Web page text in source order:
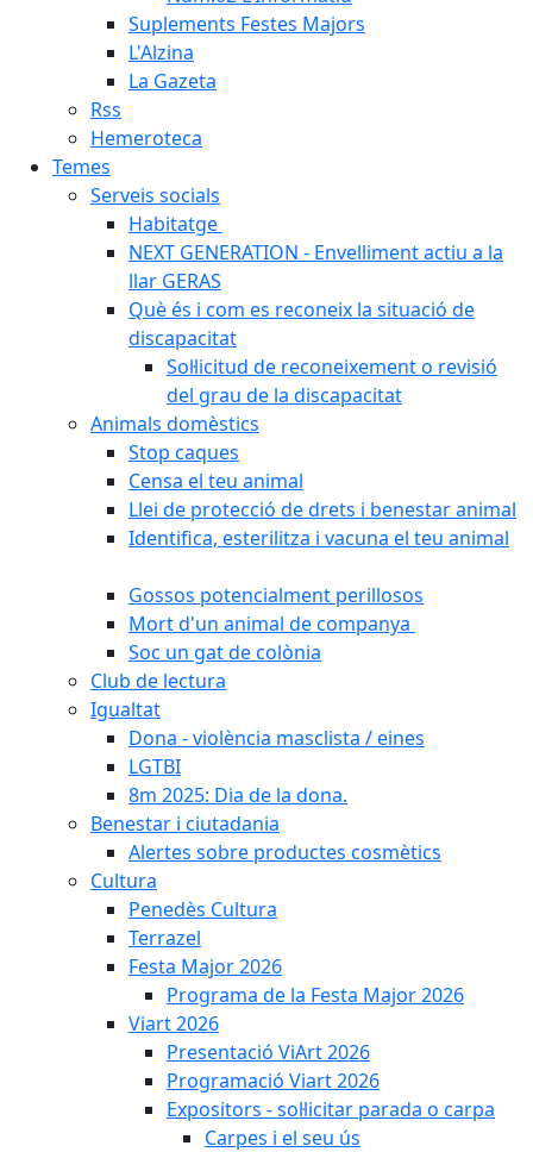
Suplements Festes Majors
L'Alzina
La Gazeta
Rss
Hemeroteca
Temes
Serveis socials
Habitatge
NEXT GENERATION - Envelliment actiu a la
llar GERAS
Què és i com es reconeix la situació de
discapacitat
Sol·licitud de reconeixement o revisió
del grau de la discapacitat
Animals domèstics
Stop caques
Censa el teu animal
Llei de protecció de drets i benestar animal
Identifica, esterilitza i vacuna el teu animal
Gossos potencialment perillosos
Mort d'un animal de companya
Soc un gat de colònia
Club de lectura
Igualtat
Dona - violència masclista / eines
LGTBI
8m 2025: Dia de la dona.
Benestar i ciutadania
Alertes sobre productes cosmètics
Cultura
Penedès Cultura
Terrazel
Festa Major 2026
Programa de la Festa Major 2026
Viart 2026
Presentació ViArt 2026
Programació Viart 2026
Expositors - sol·licitar parada o carpa
Carpes i el seu ús